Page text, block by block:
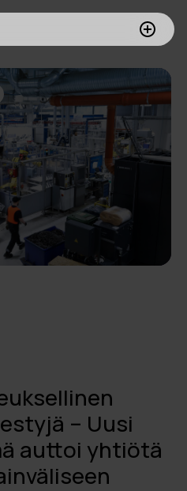
– Uusi
auttoi yhtiötä